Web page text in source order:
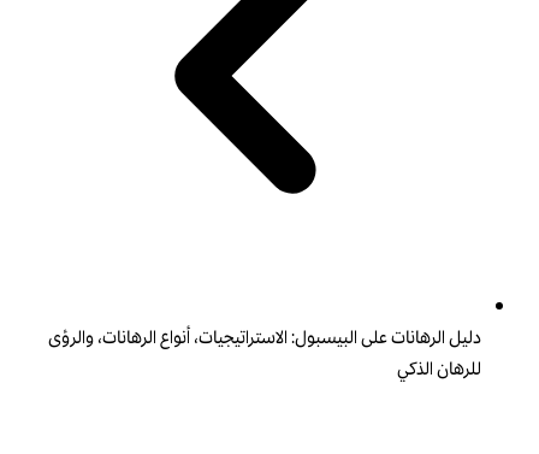
دليل الرهانات على البيسبول: الاستراتيجيات، أنواع الرهانات، والرؤى
للرهان الذكي